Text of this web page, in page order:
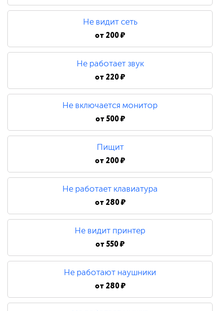
480 ₽
Замена процессора
790 ₽
Не видит сеть
от 200 ₽
Не работает звук
от 220 ₽
Не включается монитор
от500 ₽
Пищит
от 200 ₽
Не работает клавиатура
от 280 ₽
Не видит принтер
от550 ₽
Не работают наушники
от 280 ₽